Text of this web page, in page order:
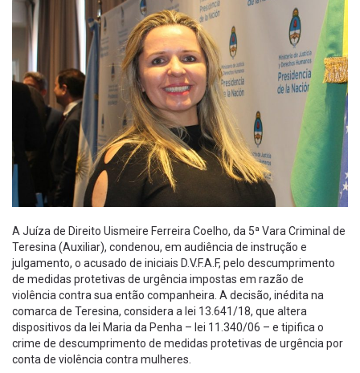
A Juíza de Direito Uismeire Ferreira Coelho, da 5ª Vara Criminal de
Teresina (Auxiliar), condenou, em audiência de instrução e
julgamento, o acusado de iniciais D.V.F.A.F, pelo descumprimento
de medidas protetivas de urgência impostas em razão de
violência contra sua então companheira. A decisão, inédita na
comarca de Teresina, considera a lei 13.641/18, que altera
dispositivos da lei Maria da Penha – lei 11.340/06 – e tipifica o
crime de descumprimento de medidas protetivas de urgência por
conta de violência contra mulheres.